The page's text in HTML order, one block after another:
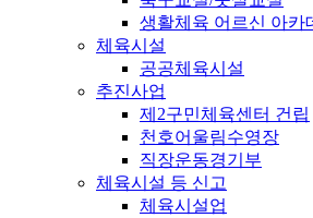
생활체육 어르신 아카
체육시설
공공체육시설
추진사업
제2구민체육센터 건립
천호어울림수영장
직장운동경기부
체육시설 등 신고
체육시설업